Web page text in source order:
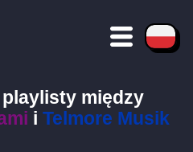
między
i Telmore Musik